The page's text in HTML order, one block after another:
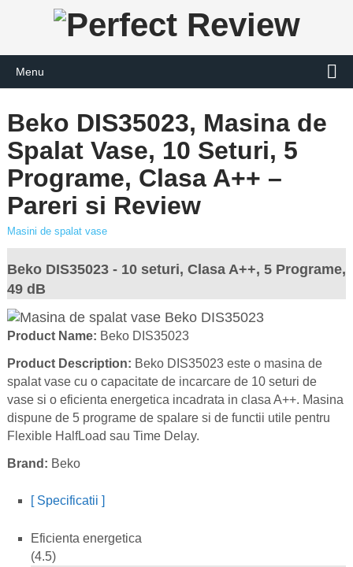
Menu
Beko DIS35023, Masina de
Spalat Vase, 10 Seturi, 5
Programe, Clasa A++ –
Pareri si Review
Masini de spalat vase
Beko DIS35023 - 10 seturi, Clasa A++, 5 Programe,
49 dB
Product Name: Beko DIS35023
Product Description: Beko DIS35023 este o masina de
spalat vase cu o capacitate de incarcare de 10 seturi de
vase si o eficienta energetica incadrata in clasa A++. Masina
dispune de 5 programe de spalare si de functii utile pentru
Flexible HalfLoad sau Time Delay.
Brand: Beko
[ Specificatii ]
Eficienta energetica
(4.5)